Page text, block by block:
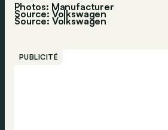
Photos: Manufacturer
Source: Volkswagen
Source: Volkswagen
PUBLICITÉ